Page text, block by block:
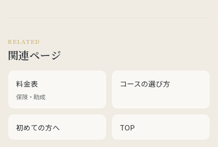
RELATED
関連ページ
料金表
保険・助成
コースの選び方
初めての方へ TOP